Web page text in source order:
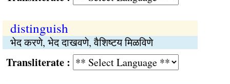
distinguish
भेद करणे, भेद दाखवणे, वैशिष्‍टय मिळविणे
: